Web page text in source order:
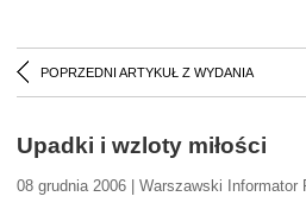
POPRZEDNI ARTYKUŁ Z WYDANIA
Upadki i wzloty miłości
08 grudnia 2006 | Warszawski Informator